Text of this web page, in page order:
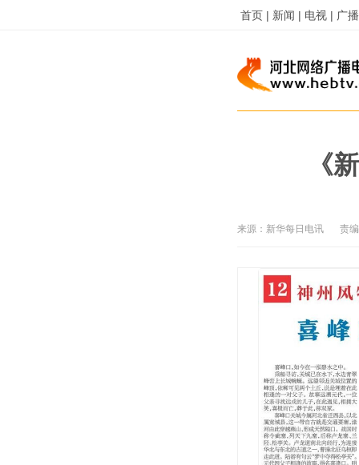
首页 | 新闻 | 电视 | 广
《
来源： 新华每日电讯 责